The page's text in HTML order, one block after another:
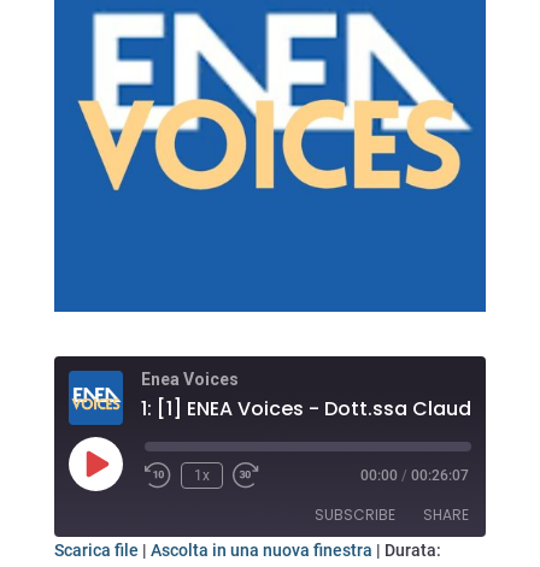
Enea Voices
Play
Episode
Rewind
1x
Fast
seconds
00:00 / 00:26:07
SUBSCRIBE SHARE
Scarica file | Ascolta in una nuova finestra | Durata: